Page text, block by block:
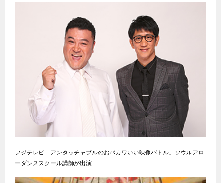
フジテレビ「アンタッチャブルのおバカワいい映像バトル」ソウルアロ
ーダンススクール講師が出演